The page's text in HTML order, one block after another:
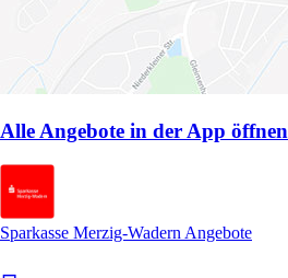
Alle Angebote in der App öffnen
Sparkasse Merzig-Wadern Angebote